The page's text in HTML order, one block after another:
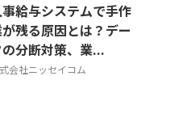
給与システムで手作
残る原因とは？デー
分断対策、業...
会社ニッセイコム